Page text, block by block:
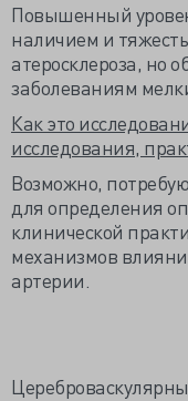
Повышенный
наличием и
атеросклероза, но
заболеваниям
Как это
исследования,
Возможно,
для определения
клинической
механизмов
артерии.